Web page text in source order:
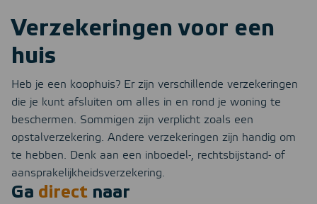
Verzekeringen voor een
huis
Heb je een koophuis? Er zijn verschillende verzekeringen
die je kunt afsluiten om alles in en rond je woning te
beschermen. Sommigen zijn verplicht zoals een
opstalverzekering. Andere verzekeringen zijn handig om
te hebben. Denk aan een inboedel-, rechtsbijstand- of
aansprakelijkheidsverzekering.
Ga direct naar